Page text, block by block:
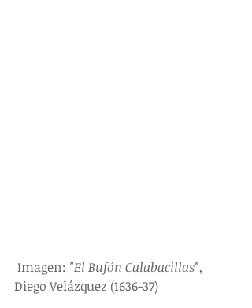
Imagen: "El Bufón Calabacillas",
Diego Velázquez (1636-37)